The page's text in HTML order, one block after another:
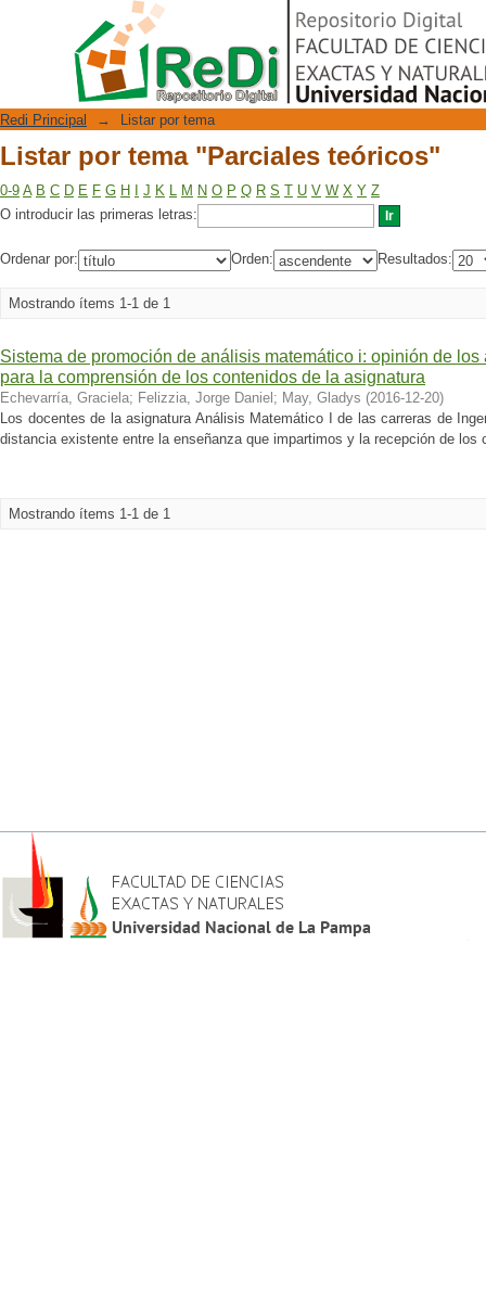
Listar por tema "Parciales teóricos"
Repositorio Digital
Redi Principal → Listar por tema
Listar por tema "Parciales teóricos"
0-9 A B C D E F G H J K L M N O P Q R S T U V W X Y Z
O introducir las primeras letras:
Ordenar por: Orden: Resultados:
Mostrando ítems 1-1 de 1
Sistema de promoción de análisis matemático i: opinión de
para la comprensión de los contenidos de la asignatura
Echevarría, Graciela; Felizzia, Jorge Daniel ; May, Gladys (2016-12-20)
Los docentes de la asignatura Análisis Matemático I de las carreras de
distancia existente entre la enseñanza que impartimos y la recepción de los
Mostrando ítems 1-1 de 1